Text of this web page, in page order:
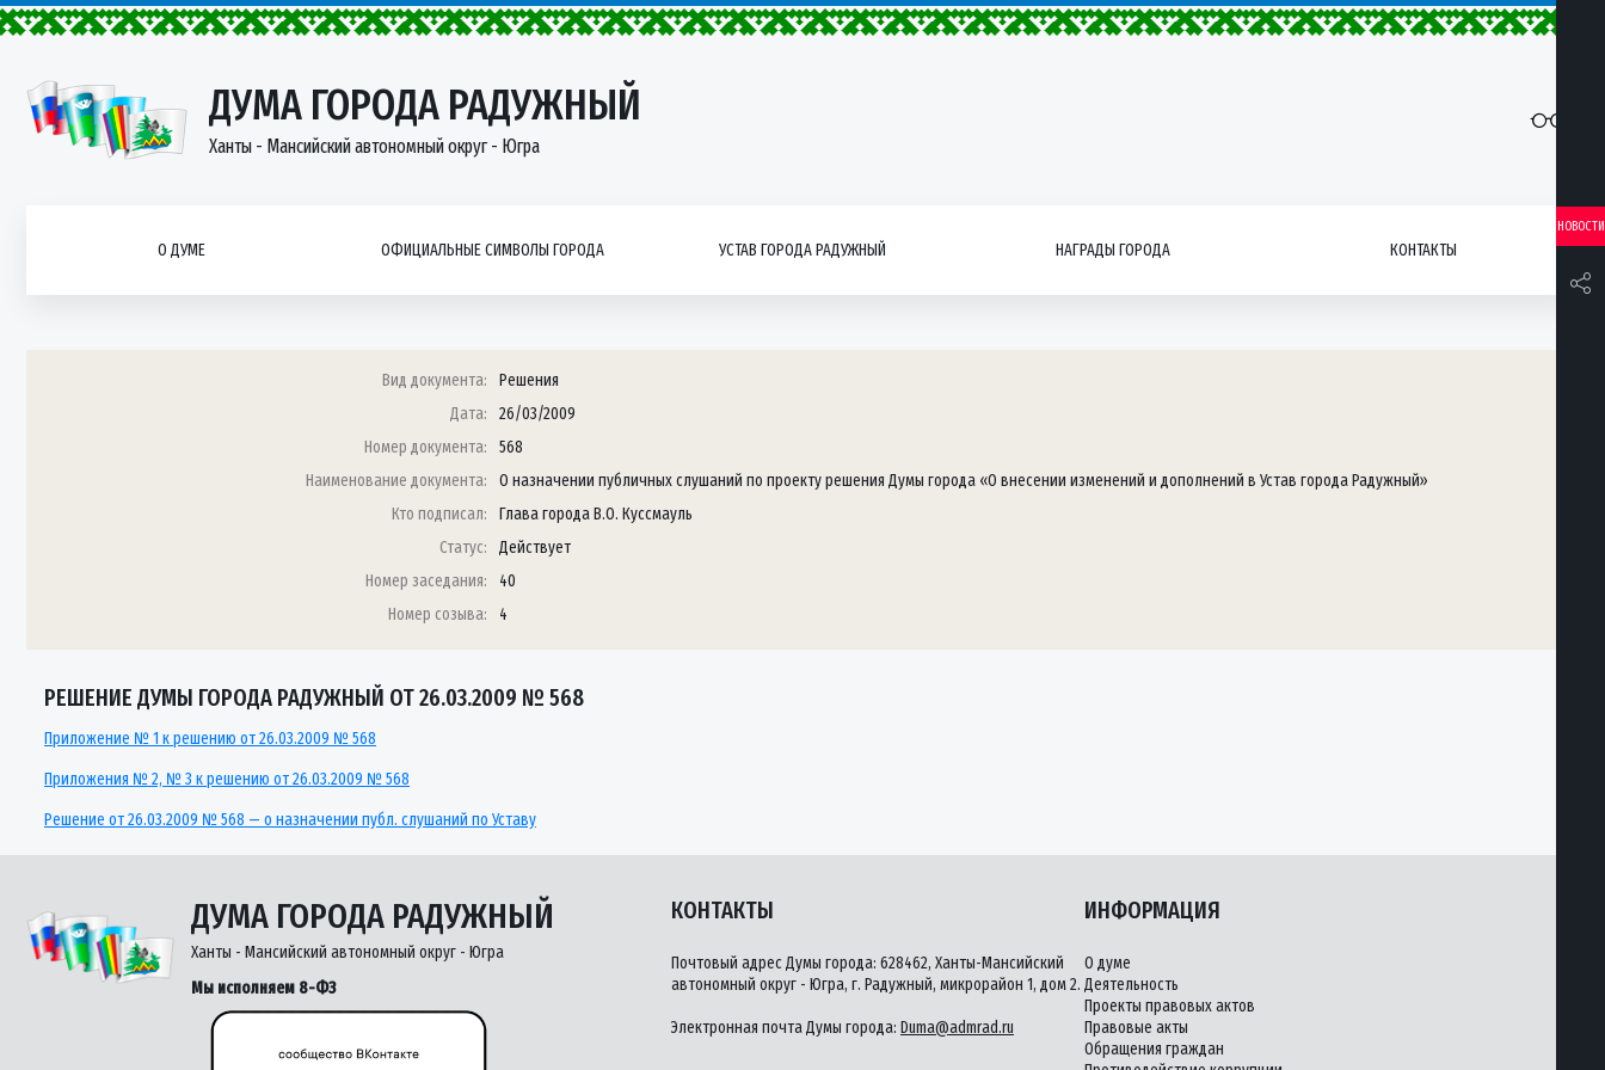
ДУМА ГОРОДА РАДУЖНЫЙ
Ханты - Мансийский автономный округ - Югра
О ДУМЕ ОФИЦИАЛЬНЫЕ СИМВОЛЫ ГОРОДА УСТАВ ГОРОДА РАДУЖНЫЙ НАГРАДЫ ГОРОДА КОНТАКТЫ
НОВОСТИ
Вид документа:
Решения
Дата:
26/03/2009
Номер документа:
568
Наименование документа:
О назначении публичных слушаний по проекту решения Думы города «О внесении изменений и дополнений в Устав города Радужный»
Кто подписал:
Глава города В.О. Куссмауль
Статус:
Действует
Номер заседания:
40
Номер созыва:
4
РЕШЕНИЕ ДУМЫ ГОРОДА РАДУЖНЫЙ ОТ 26.03.2009 № 568
Приложение № 1 к решению от 26.03.2009 № 568
Приложения № 2, № 3 к решению от 26.03.2009 № 568
Решение от 26.03.2009 № 568 — о назначении публ. слушаний по Уставу
ДУМА ГОРОДА РАДУЖНЫЙ
Ханты - Мансийский автономный округ - Югра
Мы исполняем 8-ФЗ
КОНТАКТЫ
Почтовый адрес Думы города: 628462, Ханты-Мансийский
автономный округ - Югра, г. Радужный, микрорайон 1, дом 2.
Электронная почта Думы города: Duma@admrad.ru
ИНФОРМАЦИЯ
О думе
Деятельность
Проекты правовых актов
Правовые акты
Обращения граждан